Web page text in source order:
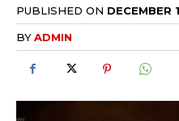
PUBLISHED ON DECEMBER
BYADMIN